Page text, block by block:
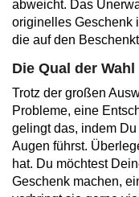
abweicht. Das
originelles Geschenk
die auf den
Die Qual der Wahl
Trotz der großen
Probleme, eine
gelingt das, indem
Augen führst.
hat. Du möchtest
Geschenk machen,